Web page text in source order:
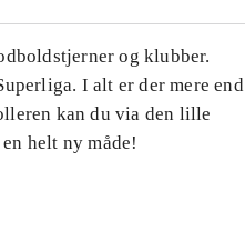
og klubber.
I alt er der mere end
kan du via den lille
helt ny måde!